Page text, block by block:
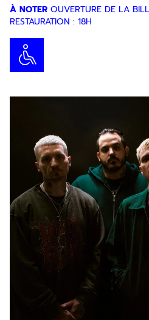
À NOTER OUVERTURE DE LA
RESTAURATION : 18H